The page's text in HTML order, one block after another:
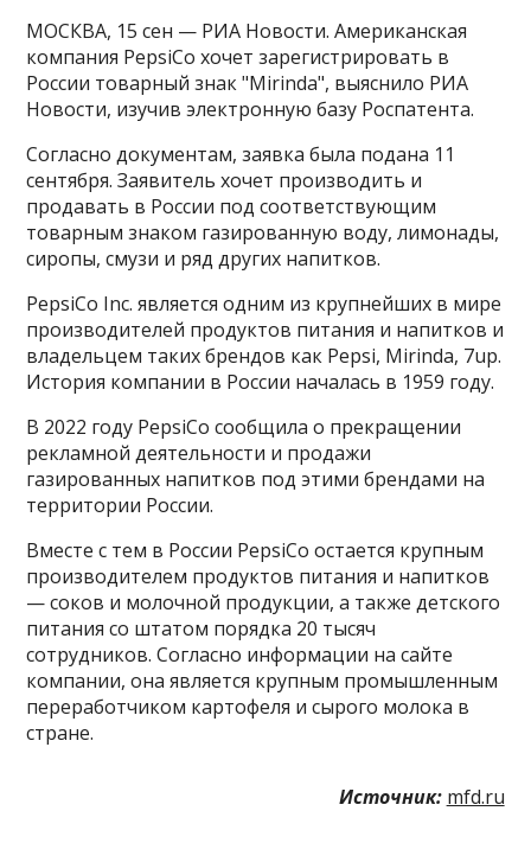
МОСКВА, 15 сен — РИА Новости. Американская
компания PepsiCo хочет зарегистрировать в
России товарный знак "Mirinda", выяснило РИА
Новости, изучив электронную базу Роспатента​​​.
Согласно документам, заявка была подана 11
сентября. Заявитель хочет производить и
продавать в России под соответствующим
товарным знаком газированную воду, лимонады,
сиропы, смузи и ряд других напитков.
PepsiCo Inc. является одним из крупнейших в мире
производителей продуктов питания и напитков и
владельцем таких брендов как Pepsi, Mirinda, 7up.
История компании в России началась в 1959 году.
В 2022 году PepsiCo сообщила о прекращении
рекламной деятельности и продажи
газированных напитков под этими брендами на
территории России.
Вместе с тем в России PepsiCo остается крупным
производителем продуктов питания и напитков
— соков и молочной продукции, а также детского
питания со штатом порядка 20 тысяч
сотрудников. Согласно информации на сайте
компании, она является крупным промышленным
переработчиком картофеля и сырого молока в
стране.
Источник: mfd.ru